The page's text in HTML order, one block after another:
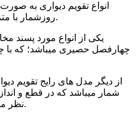
انواع تقویم دیواری به
روزشمار با متریال ها و چاپ متنوع تولید میشود.
یکی از انواع مورد پسند
چهارفصل حصیری میباشد؛ که با
از دیگر مدل های رایج تقویم
شمار میباشد که در قطع و
نظر مخاطبان بروی آن طلاکوب میشود.